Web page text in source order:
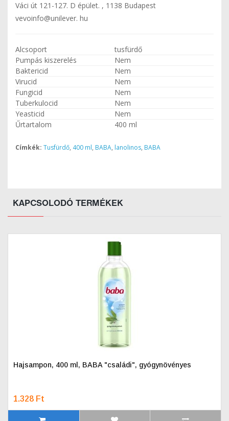
Váci út 121-127. D épület. , 1138 Budapest
vevoinfo@unilever. hu
Alcsoport
tusfürdő
Pumpás kiszerelés
Nem
Baktericid
Nem
Virucid
Nem
Fungicid
Nem
Tuberkulocid
Nem
Yeasticid
Nem
Űrtartalom
400 ml
Címkék: Tusfürdő, 400 ml, BABA, lanolinos, BABA
KAPCSOLODÓ TERMÉKEK
Hajsampon, 400 ml, BABA "családi", gyógynövényes
1.328 Ft